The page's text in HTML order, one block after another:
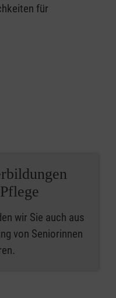
für
wir Sie auch aus
von Seniorinnen